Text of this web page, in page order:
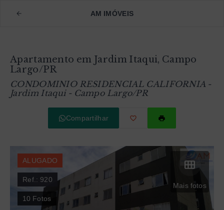
AM IMÓVEIS
Apartamento em Jardim Itaqui, Campo
Largo/PR
CONDOMINIO RESIDENCIAL CALIFORNIA -
Jardim Itaqui - Campo Largo/PR
Compartilhar
Mais fotos
ALUGADO
Ref.: 920
10 Fotos